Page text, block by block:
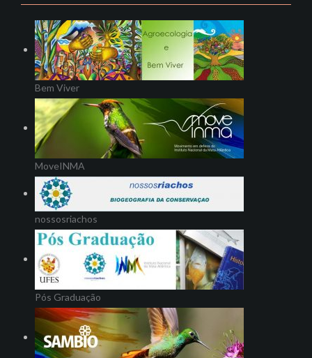
Bem Viver
MoveINMA
nossosriachos
Pós Graduação